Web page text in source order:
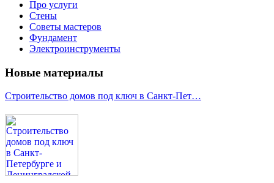
Про услуги
Стены
Советы мастеров
Фундамент
Электроинструменты
Новые материалы
Строительство домов под ключ в Санкт-Пет…